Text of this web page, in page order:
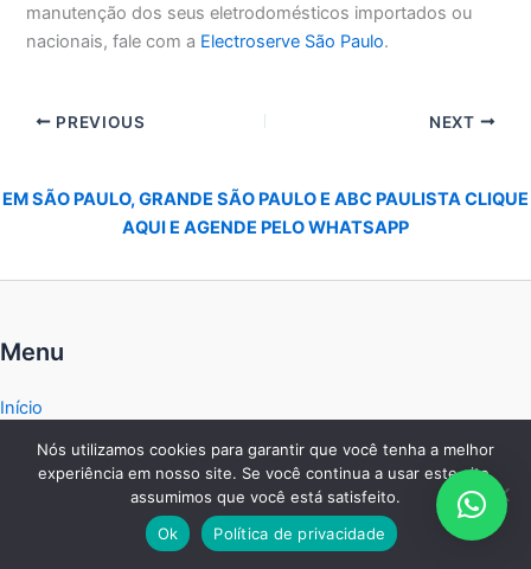
manutenção dos seus eletrodomésticos importados ou
nacionais, fale com a Electroserve São Paulo.
PREVIOUS NEXT
EM SÃO PAULO, GRANDE SÃO PAULO E ABC PAULISTA CLIQUE
AQUI E AGENDE PELO WHATSAPP
Menu
Início
Serviços
Nós utilizamos cookies para garantir que você tenha a melhor
experiência em nosso site. Se você continua a usar este site,
assumimos que você está satisfeito.
Ok
Política de privacidade